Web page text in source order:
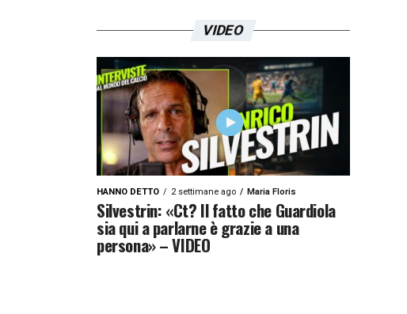
VIDEO
HANNO DETTO 2 settimane ago Maria Floris
Silvestrin: «Ct? Il fatto che Guardiola
sia qui a parlarne è grazie a una
persona» – VIDEO